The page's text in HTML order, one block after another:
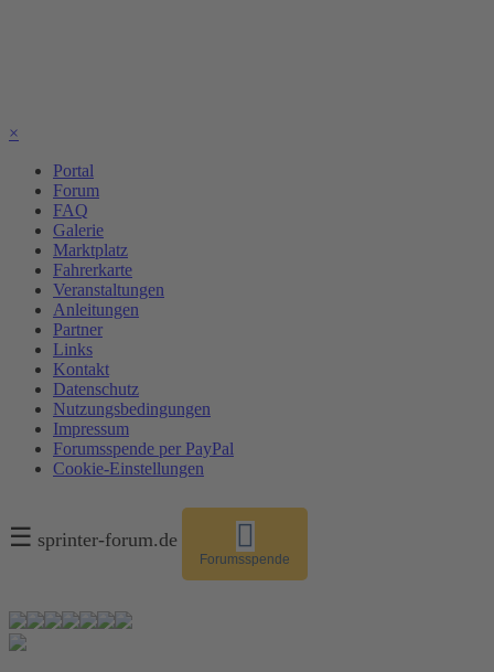
×
Portal
Forum
FAQ
Galerie
Marktplatz
Fahrerkarte
Veranstaltungen
Anleitungen
Partner
Links
Kontakt
Datenschutz
Nutzungsbedingungen
Impressum
Forumsspende per PayPal
Cookie-Einstellungen
☰ sprinter-forum.de
Forumsspende